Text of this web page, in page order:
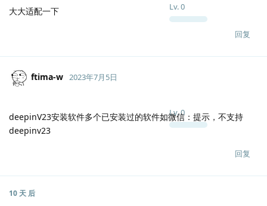
Lv.0
大大适配一下
回复
ftima-w
Lv.0
2023年7月5日
deepinV23安装软件多个已安装过的软件如微信：提示，不支持
deepinv23
回复
10 天 后